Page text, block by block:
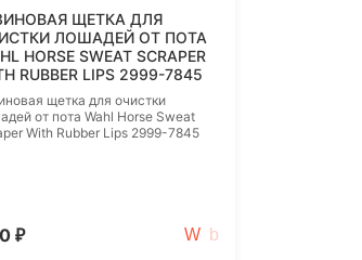
ЩЕТКА ДЛЯ
ЛОШАДЕЙ ОТ ПОТА
HORSE SWEAT SCRAPER
RUBBER LIPS 2999-7845
щетка для очистки
от пота Wahl Horse Sweat
With Rubber Lips 2999-7845
₽